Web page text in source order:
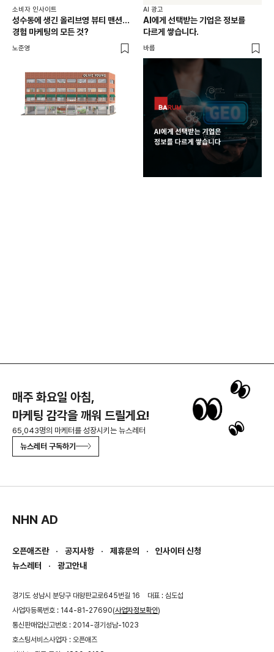
소비자 인사이트
성수동에 생긴 올리브영 뷰티 맨션...
경험 마케팅의 모든 것?
노준영
AI 광고
AI에게 선택받는 기업은 정보를
다르게 쌓습니다.
바름
매주 화요일 아침,
마케팅 감각을 깨워 드릴게요!
65,043명의 마케터를 성장시키는 뉴스레터
뉴스레터 구독하기
NHN AD
오픈애즈란 공지사항 제휴문의
인사이터 신청
뉴스레터
광고안내
경기도 성남시 분당구 대왕판교로645번길 16
대표 : 심도섭
사업자등록번호 : 144-81-27690(사업자정보확인)
통신판매업신고번호 : 2014-경기성남-1023
호스팅서비스사업자 : 오픈애즈